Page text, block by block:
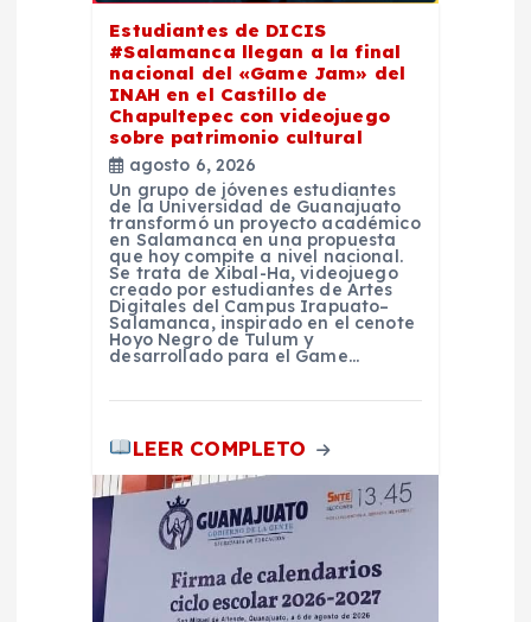
Estudiantes de DICIS
#Salamanca llegan a la final
nacional del «Game Jam» del
INAH en el Castillo de
Chapultepec con videojuego
sobre patrimonio cultural
agosto 6, 2026
Un grupo de jóvenes estudiantes
de la Universidad de Guanajuato
transformó un proyecto académico
en Salamanca en una propuesta
que hoy compite a nivel nacional.
Se trata de Xibal-Ha, videojuego
creado por estudiantes de Artes
Digitales del Campus Irapuato–
Salamanca, inspirado en el cenote
Hoyo Negro de Tulum y
desarrollado para el Game…
LEER COMPLETO